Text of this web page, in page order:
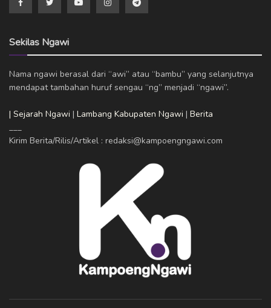
Sekilas Ngawi
Nama ngawi berasal dari “awi” atau “bambu” yang selanjutnya
mendapat tambahan huruf sengau “ng” menjadi “ngawi”.
| Sejarah Ngawi | Lambang Kabupaten Ngawi | Berita
Kirim Berita/Rilis/Artikel : redaksi@kampoengngawi.com